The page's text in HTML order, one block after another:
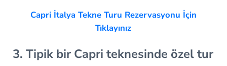
Capri İtalya Tekne Turu Rezervasyonu İçin
Tıklayınız
3. Tipik bir Capri teknesinde özel tur